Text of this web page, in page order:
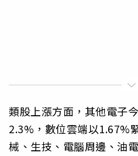
類股上漲方面，其他電子
2.3%，數位雲端以1.67%
械、生技、電腦周邊、油